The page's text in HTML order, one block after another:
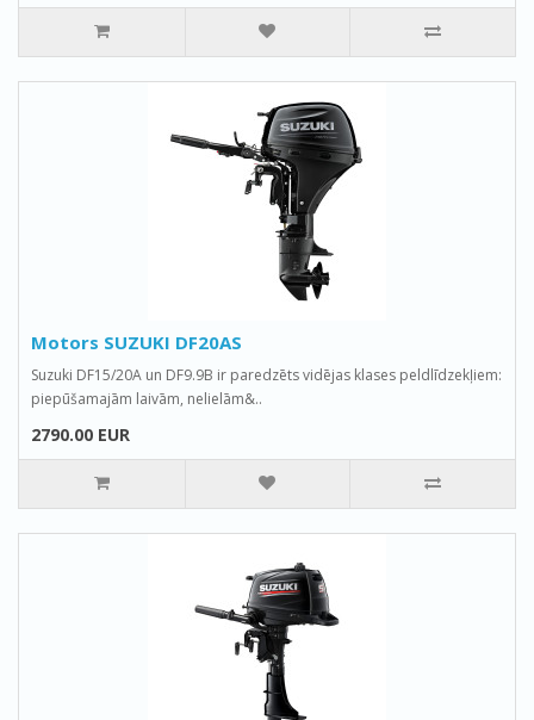
Motors SUZUKI DF20AS
Suzuki DF15/20A un DF9.9B ir paredzēts vidējas klases peldlīdzekļiem:
piepūšamajām laivām, nelielām&..
2790.00 EUR